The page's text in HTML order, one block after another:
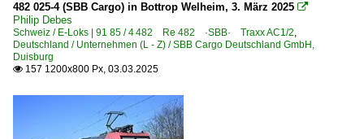
482 025-4 (SBB Cargo) in Bottrop Welheim, 3. März 2025 
Philip Debes
Schweiz / E-Loks | 91 85 / 4 482 Re 482 ·SBB· Traxx AC1/2,
Deutschland / Unternehmen (L - Z) / SBB Cargo Deutschland GmbH,
Duisburg
 157 1200x800 Px, 03.03.2025